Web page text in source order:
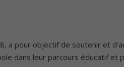
a pour objectif de soutenir et
dans leur parcours éducatif